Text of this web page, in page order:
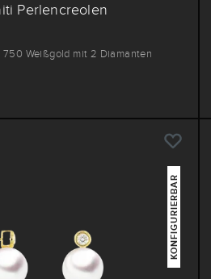
Perlencreolen
Weißgold mit 2 Diamanten
KONFIGURIERBAR